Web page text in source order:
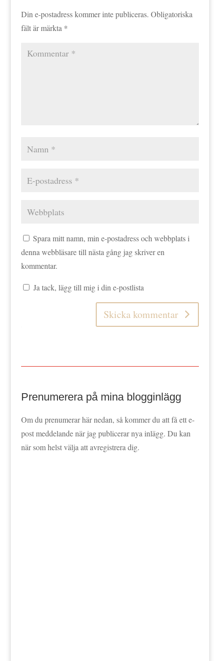
Din e-postadress kommer inte publiceras. Obligatoriska
fält är märkta *
Spara mitt namn, min e-postadress och webbplats i
denna webbläsare till nästa gång jag skriver en
kommentar.
Ja tack, lägg till mig i din e-postlista
Skicka kommentar
Prenumerera på mina blogginlägg
Om du prenumerar här nedan, så kommer du att få ett e-
post meddelande när jag publicerar nya inlägg. Du kan
när som helst välja att avregistrera dig.